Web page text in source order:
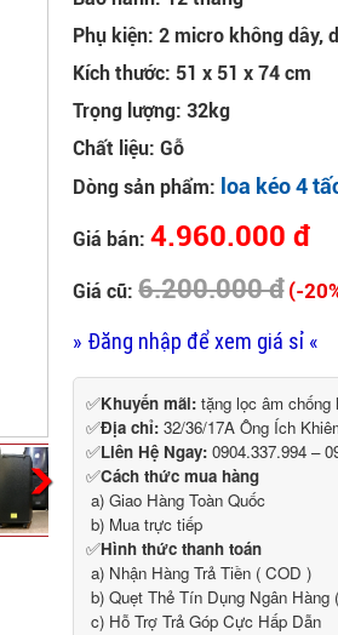
Phụ kiện: 2 micro không dây,
Kích thước: 51 x 51 x 74 cm
Trọng lượng: 32kg
Chất liệu: Gỗ
Dòng sản phẩm: loa kéo 4
Giá bán:4.960.000 đ
Giá cũ:6.200.000 đ (-
» Đăng nhập để xem giá sỉ «
✅Khuyến mãi: tặng lọc âm chống
✅Địa chỉ: 32/36/17A Ông Ích
✅Liên Hệ Ngay: 0904.337.994 –
✅Cách thức mua hàng
a) Giao Hàng Toàn Quốc
b) Mua trực tiếp
✅Hình thức thanh toán
a) Nhận Hàng Trả Tiền ( COD )
b) Quẹt Thẻ Tín Dụng Ngân Hàng
c) Hỗ Trợ Trả Góp Cực Hấp Dẫn